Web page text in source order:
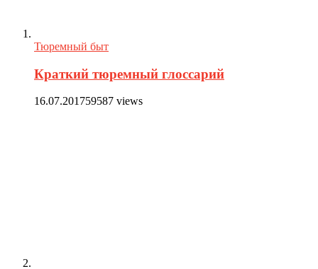
Тюремный быт
Краткий тюремный глоссарий
16.07.201759587 views